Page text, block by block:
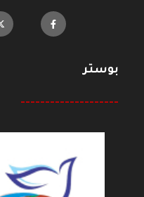
بوستر
--------------------